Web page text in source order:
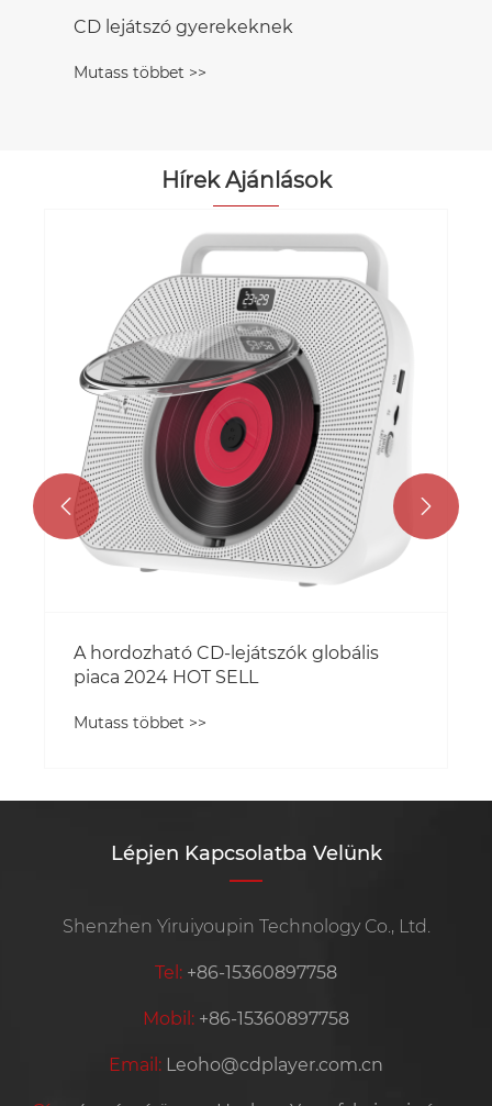
Hírek Ajánlások
A személyi CD-s MP3-lejátszó még
mindig aktuális 2026-ban?
Mutass többet >>
 
Lépjen Kapcsolatba Velünk
Shenzhen Yiruiyoupin Technology Co., Ltd.
Tel: +86-15360897758
Mobil: +86-15360897758
Email: Leoho@cdplayer.com.cn